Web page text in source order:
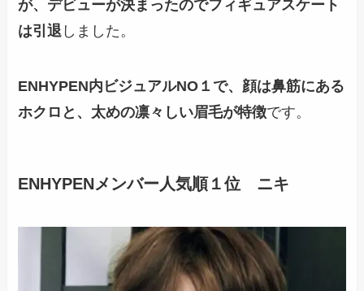
が、デビューが決まったのでフィギュアスケート
は引退 しました。
ENHYPEN内 ビジュアルNO１で、顔は鼻筋にある
ホクロと、太めの凛々しい眉毛が特徴です。
ENHYPENメンバー人気順１位 ニキ